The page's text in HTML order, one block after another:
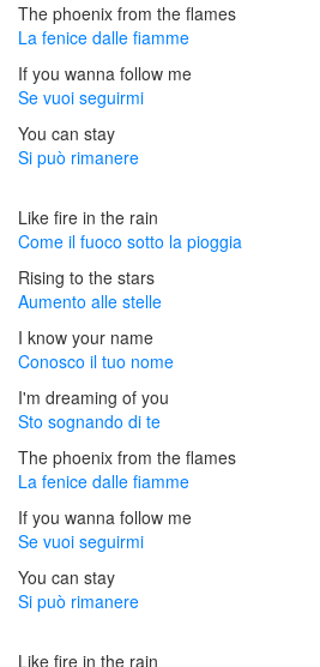
The phoenix from the flames
La fenice dalle fiamme
If you wanna follow me
Se vuoi seguirmi
You can stay
Si può rimanere
Like fire in the rain
Come il fuoco sotto la pioggia
Rising to the stars
Aumento alle stelle
I know your name
Conosco il tuo nome
I'm dreaming of you
Sto sognando di te
The phoenix from the flames
La fenice dalle fiamme
If you wanna follow me
Se vuoi seguirmi
You can stay
Si può rimanere
Like fire in the rain